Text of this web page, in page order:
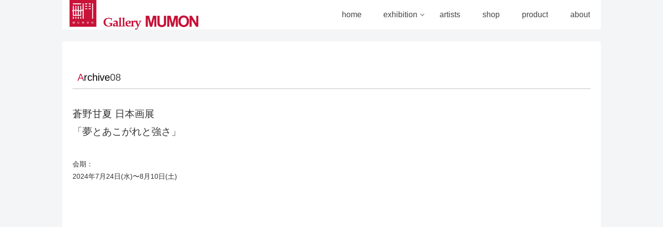
home exhibition artists shop product about
Archive08
蒼野甘夏 日本画展
「夢とあこがれと強さ」
会期：
2024年7月24日(水)〜8月10日(土)